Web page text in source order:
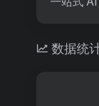
数据统